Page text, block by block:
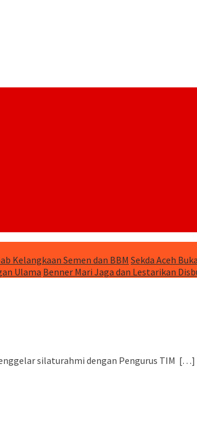
Kelangkaan Semen dan BBM Sekda Aceh
Ulama Benner Mari Jaga dan Lestarikan
silaturahmi dengan Pengurus TIM […]